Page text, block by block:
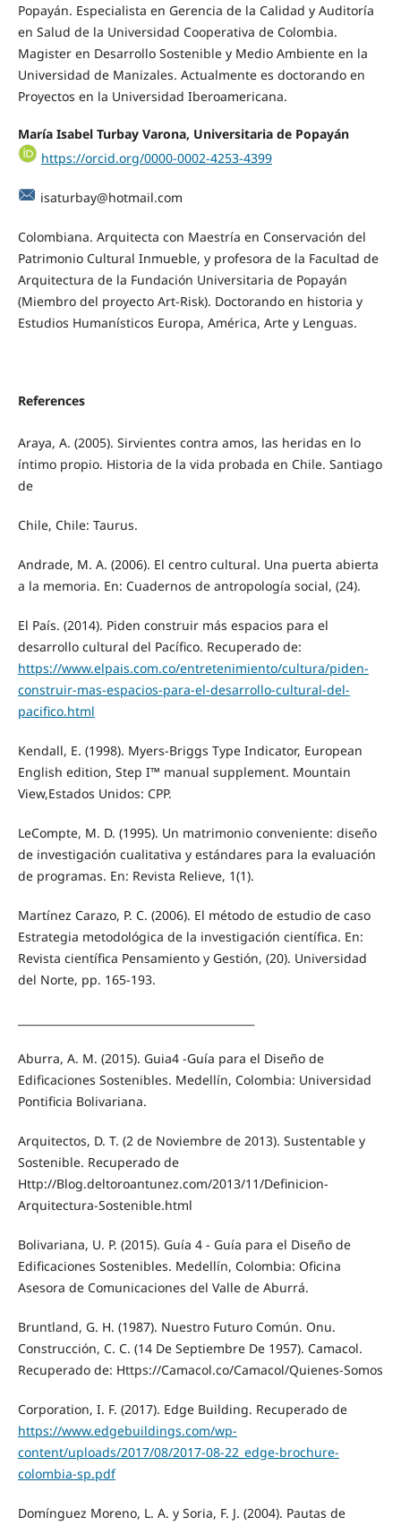
Popayán. Especialista en Gerencia de la Calidad y Auditoría
en Salud de la Universidad Cooperativa de Colombia.
Magister en Desarrollo Sostenible y Medio Ambiente en la
Universidad de Manizales. Actualmente es doctorando en
Proyectos en la Universidad Iberoamericana.
María Isabel Turbay Varona, Universitaria de Popayán
https://orcid.org/0000-0002-4253-4399
isaturbay@hotmail.com
Colombiana. Arquitecta con Maestría en Conservación del
Patrimonio Cultural Inmueble, y profesora de la Facultad de
Arquitectura de la Fundación Universitaria de Popayán
(Miembro del proyecto Art-Risk). Doctorando en historia y
Estudios Humanísticos Europa, América, Arte y Lenguas.
References
Araya, A. (2005). Sirvientes contra amos, las heridas en lo
íntimo propio. Historia de la vida probada en Chile. Santiago
de
Chile, Chile: Taurus.
Andrade, M. A. (2006). El centro cultural. Una puerta abierta
a la memoria. En: Cuadernos de antropología social, (24).
El País. (2014). Piden construir más espacios para el
desarrollo cultural del Pacífico. Recuperado de:
https://www.elpais.com.co/entretenimiento/cultura/piden-
construir-mas-espacios-para-el-desarrollo-cultural-del-
pacifico.html
Kendall, E. (1998). Myers-Briggs Type Indicator, European
English edition, Step I™ manual supplement. Mountain
View,Estados Unidos: CPP.
LeCompte, M. D. (1995). Un matrimonio conveniente: diseño
de investigación cualitativa y estándares para la evaluación
de programas. En: Revista Relieve, 1(1).
Martínez Carazo, P. C. (2006). El método de estudio de caso
Estrategia metodológica de la investigación científica. En:
Revista científica Pensamiento y Gestión, (20). Universidad
del Norte, pp. 165-193.
Aburra, A. M. (2015). Guia4 -Guía para el Diseño de
Edificaciones Sostenibles. Medellín, Colombia: Universidad
Pontificia Bolivariana.
Arquitectos, D. T. (2 de Noviembre de 2013). Sustentable y
Sostenible. Recuperado de
Http://Blog.deltoroantunez.com/2013/11/Definicion-
Arquitectura-Sostenible.html
Bolivariana, U. P. (2015). Guía 4 - Guía para el Diseño de
Edificaciones Sostenibles. Medellín, Colombia: Oficina
Asesora de Comunicaciones del Valle de Aburrá.
Bruntland, G. H. (1987). Nuestro Futuro Común. Onu.
Construcción, C. C. (14 De Septiembre De 1957). Camacol.
Recuperado de: Https://Camacol.co/Camacol/Quienes-Somos
Corporation, I. F. (2017). Edge Building. Recuperado de
https://www.edgebuildings.com/wp-
content/uploads/2017/08/2017-08-22_edge-brochure-
colombia-sp.pdf
Domínguez Moreno, L. A. y Soria, F. J. (2004). Pautas de